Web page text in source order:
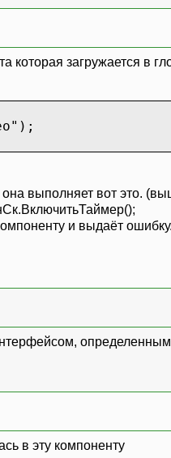
которая загружается в
она выполняет вот это.
и выдаёт ошибку.
в эту компоненту